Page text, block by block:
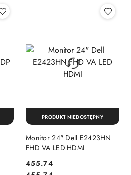
Monitor 24" Dell E2423HN
FHD VA LED HDMI
Cena:
455.74
PRODUKT NIEDOSTĘPNY